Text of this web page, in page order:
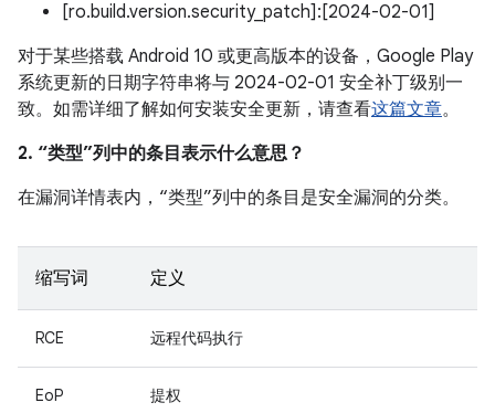
[ro.build.version.security_patch]:[2024-02-01]
对于某些搭载 Android 10 或更高版本的设备，Google Play
系统更新的日期字符串将与 2024-02-01 安全补丁级别一
致。如需详细了解如何安装安全更新，请查看这篇文章。
2. “类型”列中的条目表示什么意思？
在漏洞详情表内，“类型”列中的条目是安全漏洞的分类。
缩写词 定义
RCE 远程代码执行
EoP 提权